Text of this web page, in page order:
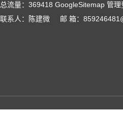
总流量：369418 GoogleSitemap 管理
联系人：陈建微 邮 箱：